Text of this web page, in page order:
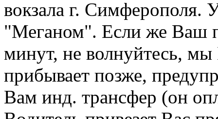
вокзала г. Симферополя.
"Меганом". Если же Ваш
минут, не волнуйтесь,
прибывает позже,
Вам инд. трансфер (он